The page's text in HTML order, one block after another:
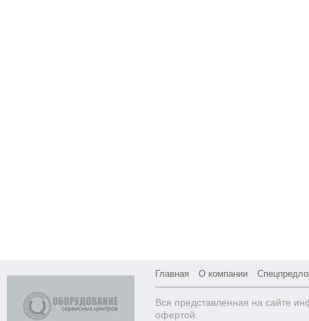
Главная О компании
Вся представленная на сайте
офертой.